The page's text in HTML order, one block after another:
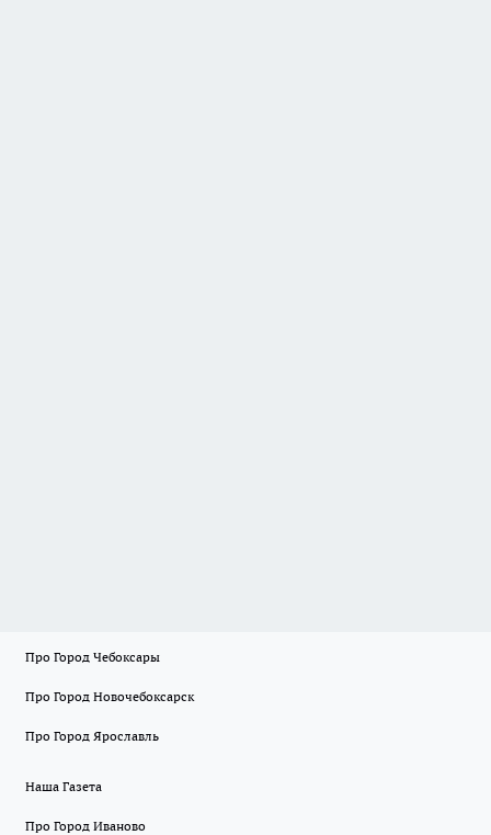
Про Город Чебоксары
Про Город Новочебоксарск
Про Город Ярославль
Наша Газета
Про Город Иваново